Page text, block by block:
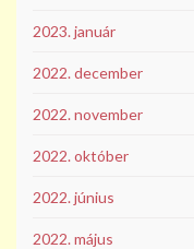
2023. január
2022. december
2022. november
2022. október
2022. június
2022. május